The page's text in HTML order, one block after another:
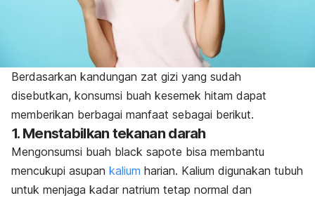
Berdasarkan kandungan zat gizi yang sudah
disebutkan, konsumsi buah kesemek hitam dapat
memberikan berbagai manfaat sebagai berikut.
1. Menstabilkan tekanan darah
Mengonsumsi buah black sapote bisa membantu
mencukupi asupan kalium harian. Kalium digunakan tubuh
untuk menjaga kadar natrium tetap normal dan